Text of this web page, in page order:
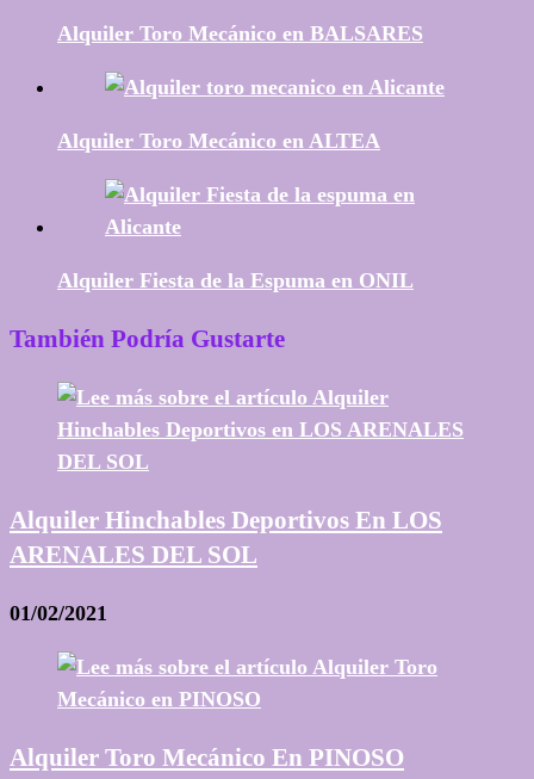
Alquiler Toro Mecánico en BALSARES
Alquiler Toro Mecánico en ALTEA
Alquiler Fiesta de la Espuma en ONIL
También Podría Gustarte
Alquiler Hinchables Deportivos En LOS
ARENALES DEL SOL
01/02/2021
Alquiler Toro Mecánico En PINOSO